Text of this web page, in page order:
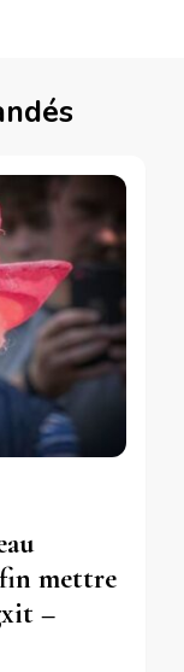
mettre
–